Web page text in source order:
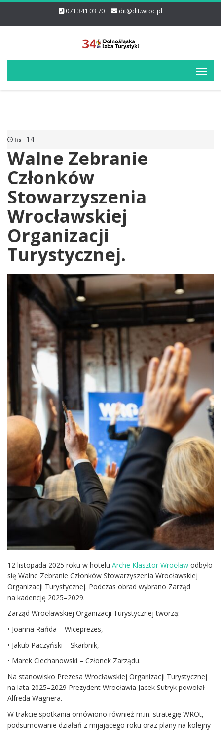
071 341 03 70 dit@dit.wroc.pl
lis 14
Walne Zebranie
Członków
Stowarzyszenia
Wrocławskiej
Organizacji
Turystycznej.
12 listopada 2025 roku w hotelu Arche Klasztor Wrocław odbyło
się Walne Zebranie Członków Stowarzyszenia Wrocławskiej
Organizacji Turystycznej. Podczas obrad wybrano Zarząd
na kadencję 2025–2029.
Zarząd Wrocławskiej Organizacji Turystycznej tworzą:
• Joanna Rańda – Wiceprezes,
• Jakub Paczyński – Skarbnik,
• Marek Ciechanowski – Członek Zarządu.
Na stanowisko Prezesa Wrocławskiej Organizacji Turystycznej
na lata 2025–2029 Prezydent Wrocławia Jacek Sutryk powołał
Alfreda Wagnera.
W trakcie spotkania omówiono również m.in. strategię WROt,
podsumowanie działań z mijającego roku oraz plany na kolejny